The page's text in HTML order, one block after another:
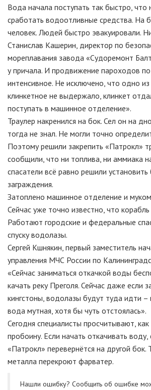
Вода начала поступать так быстро, что
сработать водоотливные средства. На
человек. Людей быстро эвакуировали.
Станислав Кашерин, директор по
мореплавания завода «Судоремонт
у причала. И продвижение пароходов по
интенсивное. Не исключено, что одно из
клинкетное не выдержало, клинкет
поступать в машинное отделение».
Траулер накренился на бок. Сел он на
тогда не знал. Не могли точно
Поэтому решили закрепить «Патрокл»
сообщили, что ни топлива, ни аммиака
спасатели всё равно решили
заграждения.
Затоплено машинное отделение и
Сейчас уже точно известно, что
Работают городские и федеральные
спуску водолазы.
Сергей Кшнякин, первый заместитель
управления МЧС России по
«Сейчас заниматься откачкой воды
качать реку Преголя. Сейчас даже если
кингстоны, водолазы будут туда идти –
вода мутная, хотя бы чуть отстоялась».
Сегодня специалисты просчитывают, как
пробоину. Если начать откачивать воду,
«Патрокл» перевернётся на другой бок.
металла перекроют фарватер.
Нашли ошибку? Cообщить об ошибке